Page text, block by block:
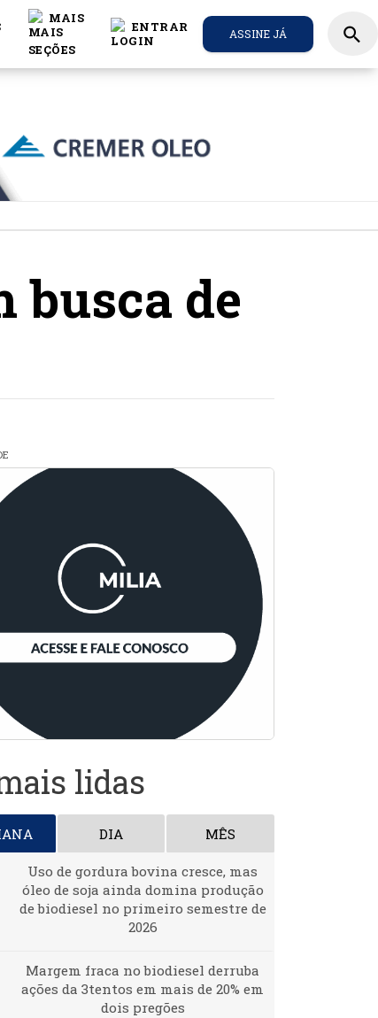
MAIS
ENTRAR ASSINE JÁ search
busca de
lidas
DIA MÊS
Uso de gordura bovina cresce, mas
óleo de soja ainda domina produção
de biodiesel no primeiro semestre de
2026
Margem fraca no biodiesel derruba
ações da 3tentos em mais de 20% em
dois pregões